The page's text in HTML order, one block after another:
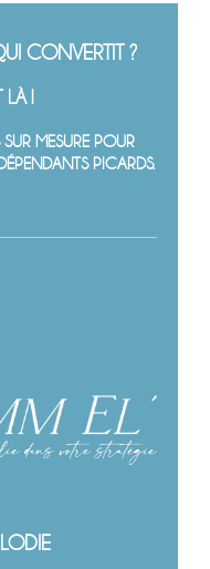
CONVERTIT ?
LÀ !
MESURE POUR
PICARDS.